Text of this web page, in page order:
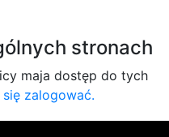
stronach
maja dostęp do tych
zalogować.